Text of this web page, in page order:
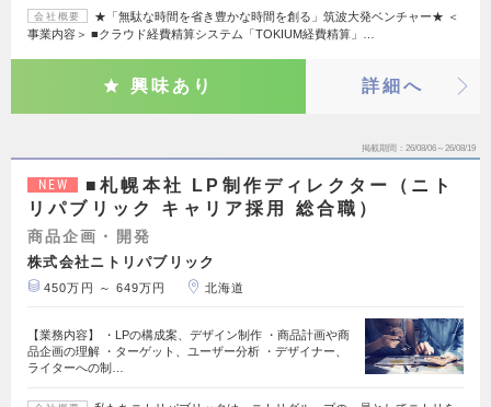
会社概要
★「無駄な時間を省き豊かな時間を創る」筑波大発ベンチャー★ ＜
事業内容＞ ■クラウド経費精算システム「TOKIUM経費精算」…
興味あり 詳細へ
掲載期間 26/08/06～26/08/19
NEW
■札幌本社 LP制作ディレクター（ニト
リパブリック キャリア採用 総合職）
商品企画・開発
株式会社ニトリパブリック
450万円 ～ 649万円 北海道
【業務内容】 ・LPの構成案、デザイン制作 ・商品計画や商
品企画の理解 ・ターゲット、ユーザー分析 ・デザイナー、
ライターへの制…